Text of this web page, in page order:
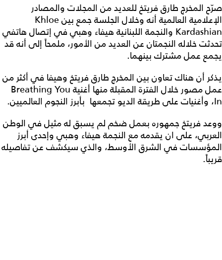
صرّح المخرج طارق فريتخ للعديد من المجلات والمصادر
الإعلامية العالمية أنه وخلال الجلسة جمع بينKhloe
Kardashian والنجمة اللبنانية هيفاء وهبي في إتصال هاتفي
تحدثت خلاله النجمتان عن العديد من الأمور، ملمحاً إلى أنه قد
يجمع عمل مشترك بينهما.
يذكر أن هناك تعاون بين المخرج طارق فريتخ وهيفا في أكثر من
عمل مصور خلال الفترة المقبلة منها أغنية Breathing You
In، وأغنيات على طريقة الديو تجمعها بأبرز النجوم العالميين.
ووعد فريتخ جمهوره بعمل ضخم لم يسبق له مثيل في الوطن
العربي، على ان يقدمه مع النجمة هيفاء وهبي وإحدى أبرز
المؤسسات في الشرق الأوسط، والذي سيكشف عن تفاصيله
قريباً.